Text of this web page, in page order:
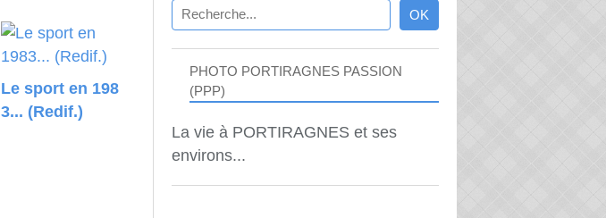
Le sport en 198
3... (Redif.)
PHOTO PORTIRAGNES PASSION
(PPP)
La vie à PORTIRAGNES et ses
environs...